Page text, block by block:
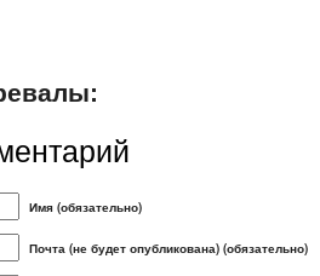
Имя (обязательно)
Почта (не будет опубликована) (обязательно)